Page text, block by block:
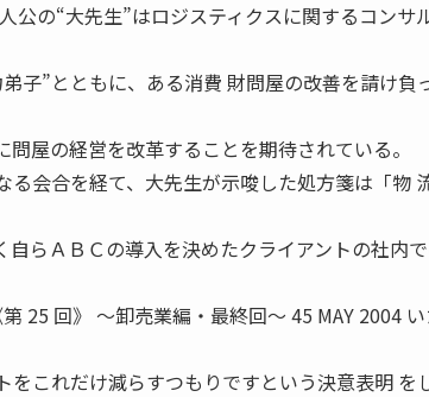
公の“大先生”はロジスティクスに関するコンサ
子”とともに、ある消費 財問屋の改善を請け負
屋の経営を改革することを期待されている。
会合を経て、大先生が示唆した処方箋は「物
らＡＢＣの導入を決めたクライアントの社内で
25 回》 〜卸売業編・最終回〜 45 MAY 2004
これだけ減らすつもりですという決意表明 を